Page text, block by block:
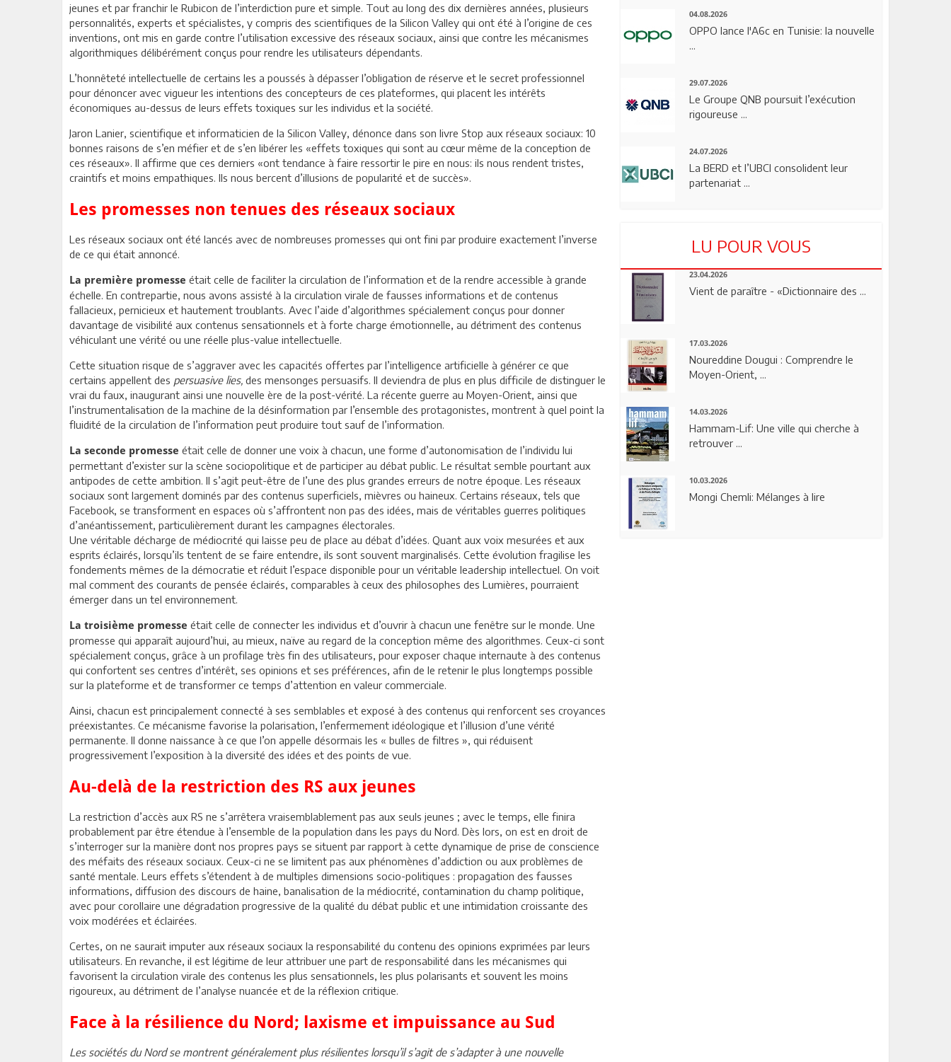
jeunes et par franchir le Rubicon de l’interdiction pure et simple. Tout au long des dix dernières années, plusieurs
personnalités, experts et spécialistes, y compris des scientifiques de la Silicon Valley qui ont été à l’origine de ces
inventions, ont mis en garde contre l’utilisation excessive des réseaux sociaux, ainsi que contre les mécanismes
algorithmiques délibérément conçus pour rendre les utilisateurs dépendants.
L’honnêteté intellectuelle de certains les a poussés à dépasser l’obligation de réserve et le secret professionnel
pour dénoncer avec vigueur les intentions des concepteurs de ces plateformes, qui placent les intérêts
économiques au-dessus de leurs effets toxiques sur les individus et la société.
Jaron Lanier, scientifique et informaticien de la Silicon Valley, dénonce dans son livre Stop aux réseaux sociaux: 10
bonnes raisons de s’en méfier et de s’en libérer les «effets toxiques qui sont au cœur même de la conception de
ces réseaux». Il affirme que ces derniers «ont tendance à faire ressortir le pire en nous: ils nous rendent tristes,
craintifs et moins empathiques. Ils nous bercent d’illusions de popularité et de succès».
Les promesses non tenues des réseaux sociaux
Les réseaux sociaux ont été lancés avec de nombreuses promesses qui ont fini par produire exactement l’inverse
de ce qui était annoncé.
La première promesse était celle de faciliter la circulation de l’information et de la rendre accessible à grande
échelle. En contrepartie, nous avons assisté à la circulation virale de fausses informations et de contenus
fallacieux, pernicieux et hautement troublants. Avec l’aide d’algorithmes spécialement conçus pour donner
davantage de visibilité aux contenus sensationnels et à forte charge émotionnelle, au détriment des contenus
véhiculant une vérité ou une réelle plus-value intellectuelle.
Cette situation risque de s’aggraver avec les capacités offertes par l’intelligence artificielle à générer ce que
certains appellent des persuasive lies, des mensonges persuasifs. Il deviendra de plus en plus difficile de distinguer le
vrai du faux, inaugurant ainsi une nouvelle ère de la post-vérité. La récente guerre au Moyen-Orient, ainsi que
l’instrumentalisation de la machine de la désinformation par l’ensemble des protagonistes, montrent à quel point la
fluidité de la circulation de l’information peut produire tout sauf de l’information.
La seconde promesse était celle de donner une voix à chacun, une forme d’autonomisation de l’individu lui
permettant d’exister sur la scène sociopolitique et de participer au débat public. Le résultat semble pourtant aux
antipodes de cette ambition. Il s’agit peut-être de l’une des plus grandes erreurs de notre époque. Les réseaux
sociaux sont largement dominés par des contenus superficiels, mièvres ou haineux. Certains réseaux, tels que
Facebook, se transforment en espaces où s’affrontent non pas des idées, mais de véritables guerres politiques
d’anéantissement, particulièrement durant les campagnes électorales.
Une véritable décharge de médiocrité qui laisse peu de place au débat d’idées. Quant aux voix mesurées et aux
esprits éclairés, lorsqu’ils tentent de se faire entendre, ils sont souvent marginalisés. Cette évolution fragilise les
fondements mêmes de la démocratie et réduit l’espace disponible pour un véritable leadership intellectuel. On voit
mal comment des courants de pensée éclairés, comparables à ceux des philosophes des Lumières, pourraient
émerger dans un tel environnement.
La troisième promesse était celle de connecter les individus et d’ouvrir à chacun une fenêtre sur le monde. Une
promesse qui apparaît aujourd’hui, au mieux, naïve au regard de la conception même des algorithmes. Ceux-ci sont
spécialement conçus, grâce à un profilage très fin des utilisateurs, pour exposer chaque internaute à des contenus
qui confortent ses centres d’intérêt, ses opinions et ses préférences, afin de le retenir le plus longtemps possible
sur la plateforme et de transformer ce temps d’attention en valeur commerciale.
Ainsi, chacun est principalement connecté à ses semblables et exposé à des contenus qui renforcent ses croyances
préexistantes. Ce mécanisme favorise la polarisation, l’enfermement idéologique et l’illusion d’une vérité
permanente. Il donne naissance à ce que l’on appelle désormais les « bulles de filtres », qui réduisent
progressivement l’exposition à la diversité des idées et des points de vue.
Au-delà de la restriction des RS aux jeunes
La restriction d’accès aux RS ne s’arrêtera vraisemblablement pas aux seuls jeunes ; avec le temps, elle finira
probablement par être étendue à l’ensemble de la population dans les pays du Nord. Dès lors, on est en droit de
s’interroger sur la manière dont nos propres pays se situent par rapport à cette dynamique de prise de conscience
des méfaits des réseaux sociaux. Ceux-ci ne se limitent pas aux phénomènes d’addiction ou aux problèmes de
santé mentale. Leurs effets s’étendent à de multiples dimensions socio-politiques : propagation des fausses
informations, diffusion des discours de haine, banalisation de la médiocrité, contamination du champ politique,
avec pour corollaire une dégradation progressive de la qualité du débat public et une intimidation croissante des
voix modérées et éclairées.
Certes, on ne saurait imputer aux réseaux sociaux la responsabilité du contenu des opinions exprimées par leurs
utilisateurs. En revanche, il est légitime de leur attribuer une part de responsabilité dans les mécanismes qui
favorisent la circulation virale des contenus les plus sensationnels, les plus polarisants et souvent les moins
rigoureux, au détriment de l’analyse nuancée et de la réflexion critique.
Face à la résilience du Nord; laxisme et impuissance au Sud
Les sociétés du Nord se montrent généralement plus résilientes lorsqu’il s’agit de s’adapter à une nouvelle
04.08.2026
OPPO lance l'A6c en Tunisie: la nouvelle
29.07.2026
Le Groupe QNB poursuit l’exécution
rigoureuse ...
24.07.2026
La BERD et l’UBCI consolident leur
partenariat ...
LU POUR VOUS
23.04.2026
Vient de paraître - «Dictionnaire des ...
17.03.2026
Noureddine Dougui : Comprendre le
Moyen-Orient, ...
14.03.2026
Hammam-Lif: Une ville qui cherche à
retrouver ...
10.03.2026
Mongi Chemli: Mélanges à lire